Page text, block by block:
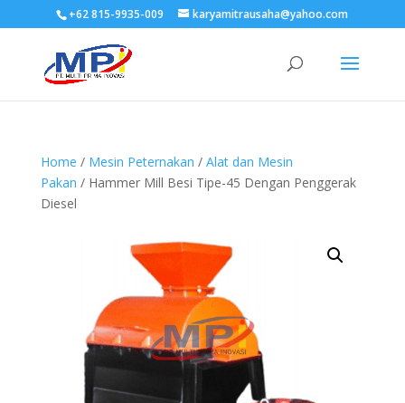
+62 815-9935-009 karyamitrausaha@yahoo.com
Home / Mesin Peternakan / Alat dan Mesin
Pakan / Hammer Mill Besi Tipe-45 Dengan Penggerak
Diesel